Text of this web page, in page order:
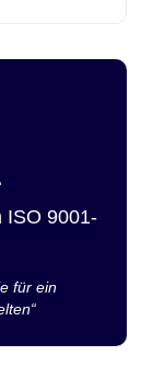
ISO 9001-
für ein